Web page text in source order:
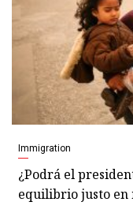
Immigration
¿Podrá el
equilibrio justo